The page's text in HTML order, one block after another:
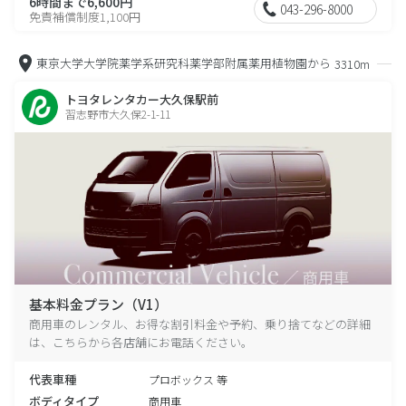
免責補償制度1,100円 043-296-8000
東京大学大学院薬学系研究科薬学部附属薬用植物園から 3310m
トヨタレンタカー大久保駅前
習志野市大久保2-1-11
基本料金プラン（V1）
商用車のレンタル、お得な割引料金や予約、乗り捨てなどの詳細
は、こちらから各店舗にお電話ください。
代表車種 プロボックス 等
ボディタイプ 商用車